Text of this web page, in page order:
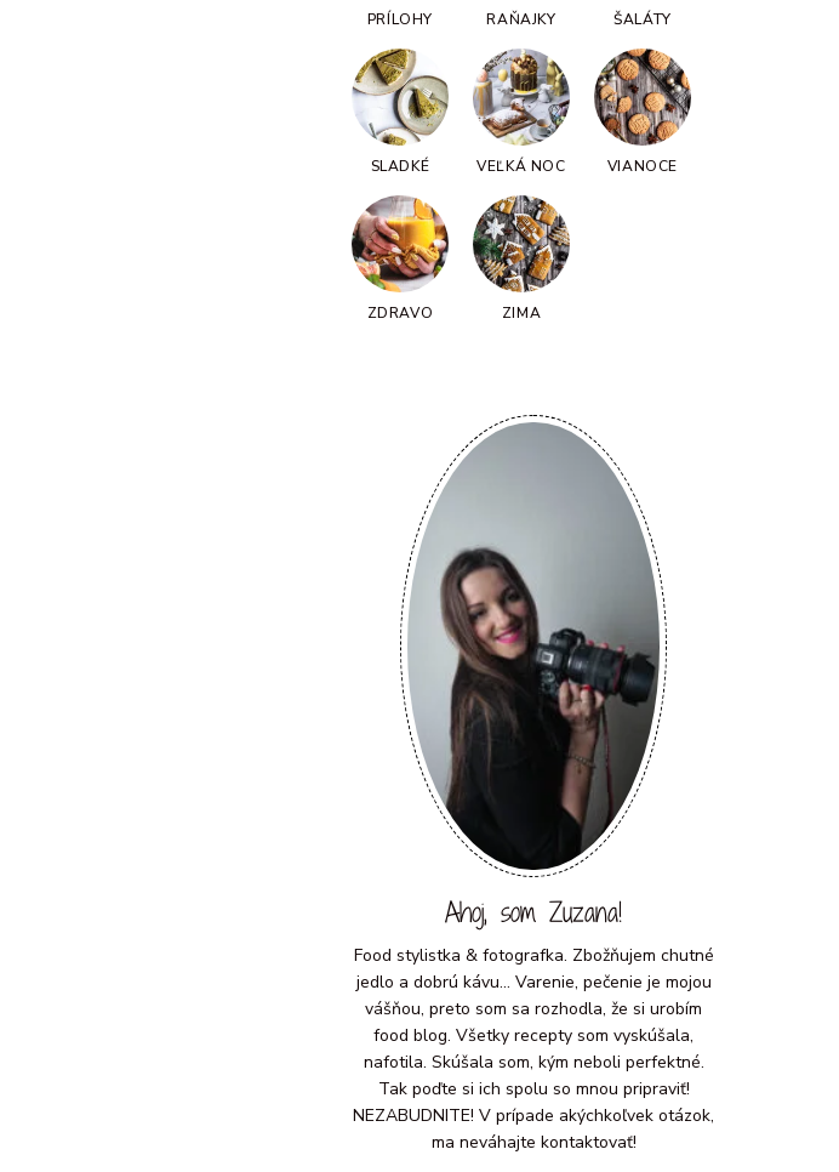
PRÍLOHY RAŇAJKY ŠALÁTY
SLADKÉ VEĽKÁ NOC VIANOCE
ZDRAVO ZIMA
Ahoj, som Zuzana!
Food stylistka & fotografka. Zbožňujem chutné
jedlo a dobrú kávu... Varenie, pečenie je mojou
vášňou, preto som sa rozhodla, že si urobím
food blog. Všetky recepty som vyskúšala,
nafotila. Skúšala som, kým neboli perfektné.
Tak poďte si ich spolu so mnou pripraviť!
NEZABUDNITE! V prípade akýchkoľvek otázok,
ma neváhajte kontaktovať!